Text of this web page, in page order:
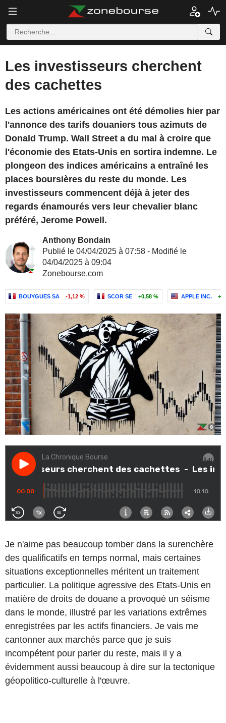
Les investisseurs cherchent
des cachettes
Les actions américaines ont été démolies hier par
l'annonce des tarifs douaniers tous azimuts de
Donald Trump. Wall Street a du mal à croire que
l'économie des Etats-Unis en sortira indemne. Le
plongeon des indices américains a entraîné les
places boursières du reste du monde. Les
investisseurs commencent déjà à jeter des
regards énamourés vers leur chevalier blanc
préféré, Jerome Powell.
Anthony Bondain
Publié le 04/04/2025 à 07:58 - Modifié le
04/04/2025 à 09:04
Zonebourse.com
BOUYGUES SA -1,12 % SCOR SE +0,58 % APPLE INC.
Je n'aime pas beaucoup tomber dans la surenchère
des qualificatifs en temps normal, mais certaines
situations exceptionnelles méritent un traitement
particulier. La politique agressive des Etats-Unis en
matière de droits de douane a provoqué un séisme
dans le monde, illustré par les variations extrêmes
enregistrées par les actifs financiers. Je vais me
cantonner aux marchés parce que je suis
incompétent pour parler du reste, mais il y a
évidemment aussi beaucoup à dire sur la tectonique
géopolitico-culturelle à l'œuvre.